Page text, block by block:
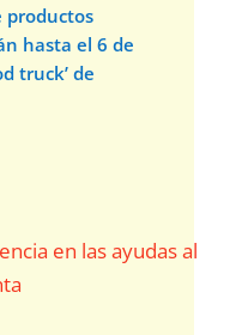
productos
hasta el 6 de
truck’ de